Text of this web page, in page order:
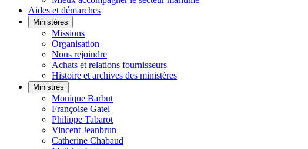
Aides et démarches
Ministères
Missions
Organisation
Nous rejoindre
Achats et relations fournisseurs
Histoire et archives des ministères
Ministres
Monique Barbut
Françoise Gatel
Philippe Tabarot
Vincent Jeanbrun
Catherine Chabaud